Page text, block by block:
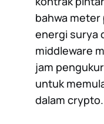
bahwa
energi surya
middleware
jam
untuk
dalam crypto.